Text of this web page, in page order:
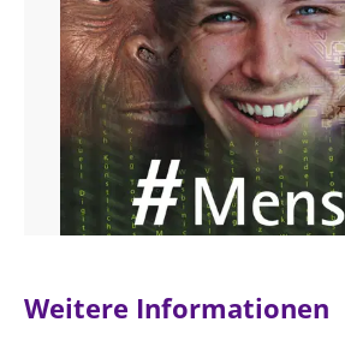
Weitere Informationen